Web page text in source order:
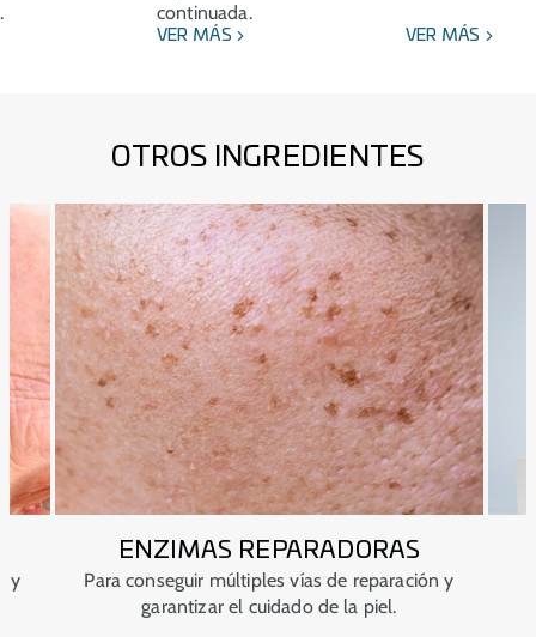
continuada.
VER MÁS VER MÁS
OTROS INGREDIENTES
y
ENZIMAS REPARADORAS
Para conseguir múltiples vías de reparación y
garantizar el cuidado de la piel.
ASPA-FERNBLOCK®
Potente combinación de extractos naturales